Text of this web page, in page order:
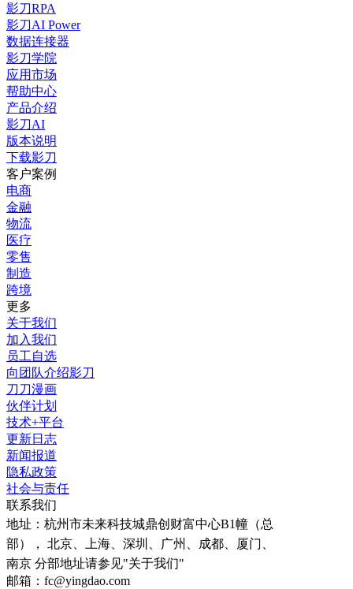
影刀RPA
影刀AI Power
数据连接器
影刀学院
应用市场
帮助中心
产品介绍
影刀AI
版本说明
下载影刀
客户案例
电商
金融
物流
医疗
零售
制造
跨境
更多
关于我们
加入我们
员工自选
向团队介绍影刀
刀刀漫画
伙伴计划
技术+平台
更新日志
新闻报道
隐私政策
社会与责任
联系我们
地址： 杭州市未来科技城鼎创财富中心B1幢（总
部）， 北京、上海、深圳、广州、成都、厦门、
南京 分部地址请参见"关于我们"
邮箱：fc@yingdao.com